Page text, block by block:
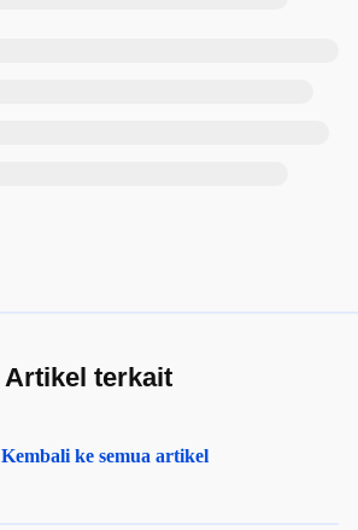
Artikel terkait
Kembali ke semua artikel